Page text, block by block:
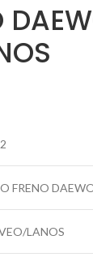
FRENO
LANOS